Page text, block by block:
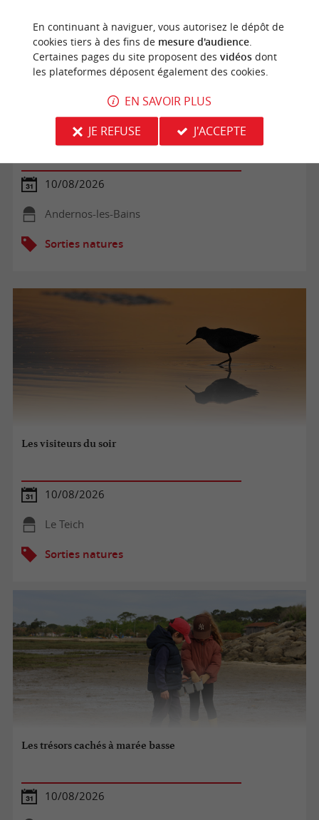
Observation du ciel nocturne
10/08/2026
Andernos-les-Bains
Sorties natures
Les visiteurs du soir
10/08/2026
Le Teich
Sorties natures
Les trésors cachés à marée basse
10/08/2026
En continuant à naviguer, vous autorisez le dépôt de
cookies tiers à des fins de mesure d'audience.
Certaines pages du site proposent des vidéosdont
les plateformes déposent également des cookies.
EN SAVOIR PLUS
JE REFUSE
J'ACCEPTE